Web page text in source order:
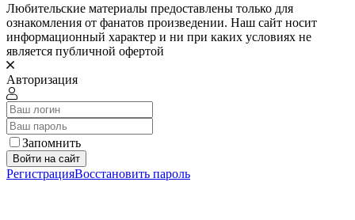
Любительские материалы предоставлены только для
ознакомления от фанатов произведении. Наш сайт носит
информационный характер и ни при каких условиях не
является публичной офертой
Авторизация
Запомнить
Войти на сайт
РегистрацияВосстановить пароль